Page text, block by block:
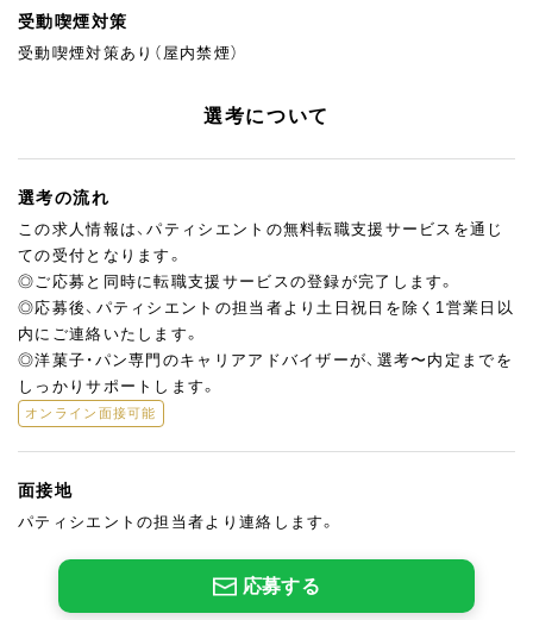
受動喫煙対策
受動喫煙対策あり（屋内禁煙）
選考について
選考の流れ
この求人情報は、パティシエントの無料転職支援サービスを通じ
ての受付となります。
◎ご応募と同時に転職支援サービスの登録が完了します。
◎応募後、パティシエントの担当者より土日祝日を除く1営業日以
内にご連絡いたします。
◎洋菓子・パン専門のキャリアアドバイザーが、選考〜内定までを
しっかりサポートします。
オンライン面接可能
面接地
パティシエントの担当者より連絡します。
応募する